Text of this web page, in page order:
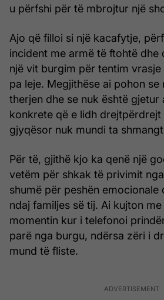
u përfshi për të mbrojtur një
Ajo që filloi si një kacafytje,
incident me armë të ftohtë dhe
një vit burgim për tentim
pa leje. Megjithëse ai pohon se
therjen dhe se nuk është gjetur
konkrete që e lidh drejtpërdrejt
gjyqësor nuk mundi ta
Për të, gjithë kjo ka qenë një
vetëm për shkak të privimit
shumë për peshën emocionale
ndaj familjes së tij. Ai kujton
momentin kur i telefonoi
parë nga burgu, ndërsa zëri i
mund të fliste.